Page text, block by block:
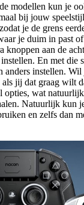
modellen kun je
bij jouw
je de grens
je duim in past
knoppen aan de
En met die
anders instellen.
jij dat graag wilt
opties, wat
Natuurlijk kun
en zelfs dan